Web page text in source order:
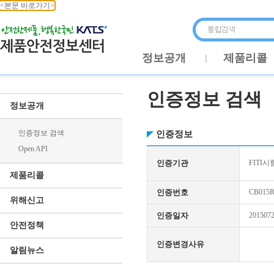
<본문 바로가기>
정보공개 제품리콜
정보공개
인증정보 검색
Open API
제품리콜
위해신고
안전정책
알림뉴스
인증정보 검색
인증정보
인증기관 FITI시
인증번호
인증일자
인증변경사유